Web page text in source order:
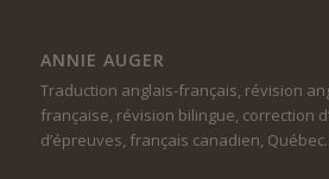
ANNIE AUGER
Traduction anglais-français, révision
française, révision bilingue, correction
d’épreuves, français canadien, Québec.